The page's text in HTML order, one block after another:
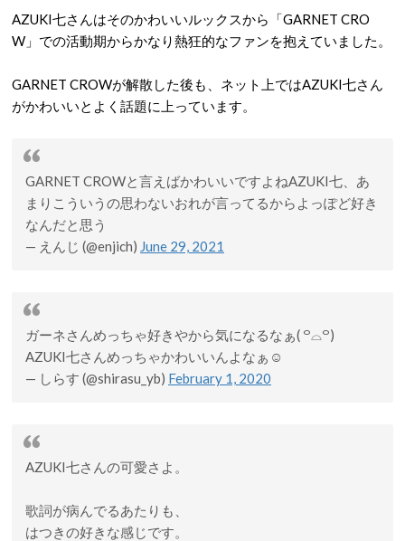
AZUKI七さんはそのかわいいルックスから「GARNET CRO
W」での活動期からかなり熱狂的なファンを抱えていました。
GARNET CROWが解散した後も、ネット上ではAZUKI七さん
がかわいいとよく話題に上っています。
GARNET CROWと言えばかわいいですよねAZUKI七、あ
まりこういうの思わないおれが言ってるからよっぽど好き
なんだと思う
— えんじ (@enjich) June 29, 2021
ガーネさんめっちゃ好きやから気になるなぁ( ꒪⌓꒪)
AZUKI七さんめっちゃかわいいんよなぁ☺️
— しらす (@shirasu_yb) February 1, 2020
AZUKI七さんの可愛さよ。
歌詞が病んでるあたりも、
はつきの好きな感じです。